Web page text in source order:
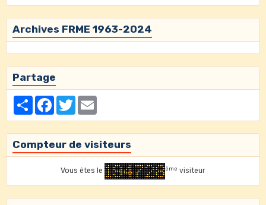
Archives FRME 1963-2024
Partage
PartagerFacebookTwitter
Compteur de visiteurs
Vous êtes le ème visiteur